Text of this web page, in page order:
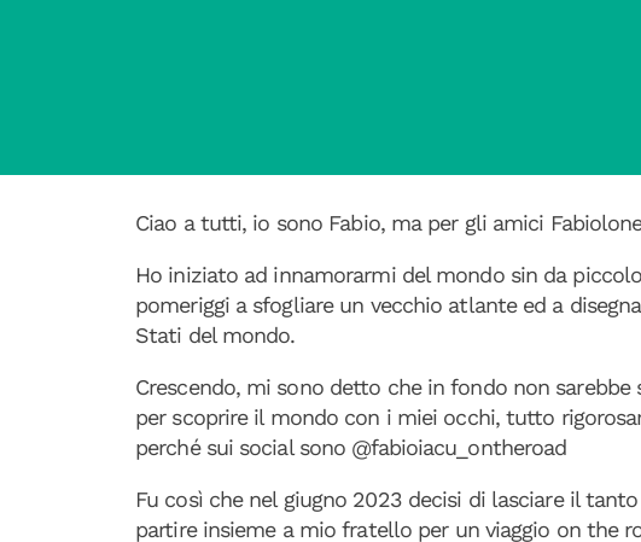
Ciao a tutti, io sono Fabio, ma per gli amici
Ho iniziato ad innamorarmi del mondo sin da
pomeriggi a sfogliare un vecchio atlante ed a
Stati del mondo.
Crescendo, mi sono detto che in fondo non
per scoprire il mondo con i miei occhi, tutto
perché sui social sono @fabioiacu_ontheroad
Fu così che nel giugno 2023 decisi di lasciare il
partire insieme a mio fratello per un viaggio on the